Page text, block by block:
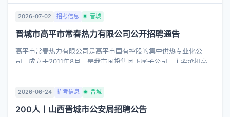
理部安排的其他工作。 二、岗位要求 （一）基本条件： 1.拥护中国
共产党的领导，政治坚定，遵纪守法，品德良好； 2.爱岗敬业，服
康，具备正常履职的身体条件； 5.有下列情形之一的不得报名：
规定不得聘用等其他情形的。
2026-07-02 招考信息 晋城
晋城市高平市常春热力有限公司公开招聘通告
高平市常春热力有限公司是高平市国有控股的集中供热专业化公
司，成立于2011年8月，是我市国投集团下属子公司，主要承担高平
招聘一线专业技术人员。有关事项如下： 一、招聘原则 坚持“公
开、透明、竞争、择优”的原则，严格按照规定要求和程序实施。
报名条件 （一）拥护中华人民共和国宪法，拥护中国共产党领导和
2026-06-24 招考信息 晋城
200人丨山西晋城市公安局招聘公告